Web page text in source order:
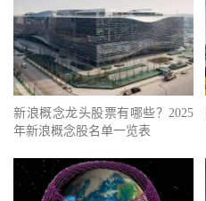
新浪概念龙头股票有哪些？2025
年新浪概念股名单一览表